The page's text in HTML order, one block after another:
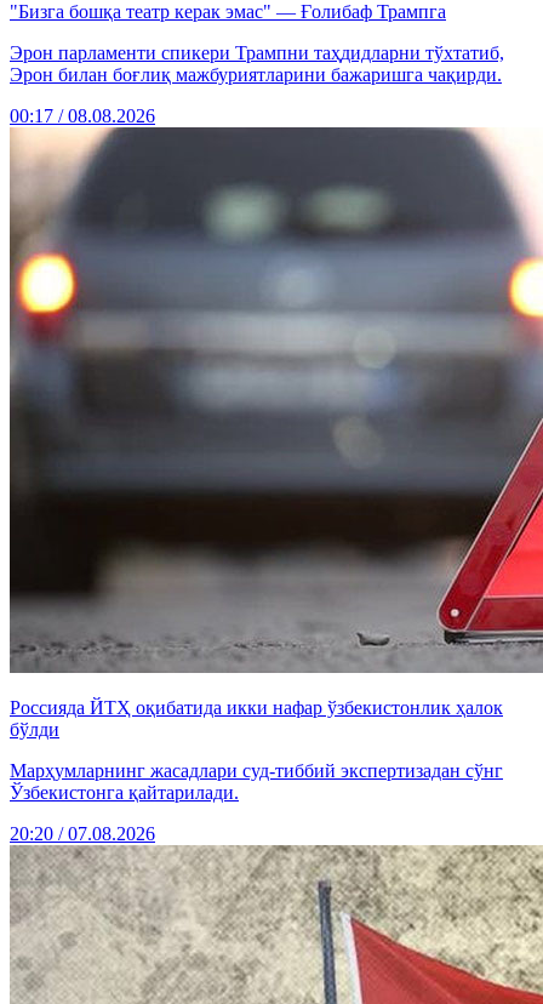
"Бизга бошқа театр керак эмас" — Ғолибаф Трампга
Эрон парламенти спикери Трампни таҳдидларни тўхтатиб,
Эрон билан боғлиқ мажбуриятларини бажаришга чақирди.
00:17 / 08.08.2026
Россияда ЙТҲ оқибатида икки нафар ўзбекистонлик ҳалок
бўлди
Марҳумларнинг жасадлари суд-тиббий экспертизадан сўнг
Ўзбекистонга қайтарилади.
20:20 / 07.08.2026